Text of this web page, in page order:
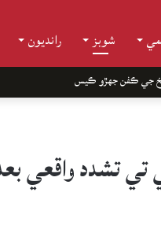
شوبز رانديون
جي ڪفن جھڙو ڪيس
تشدد واقعي